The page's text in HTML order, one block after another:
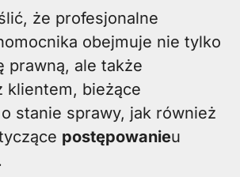
że profesjonalne
obejmuje nie tylko
prawną, ale także
klientem, bieżące
stanie sprawy, jak również
postępowanieu